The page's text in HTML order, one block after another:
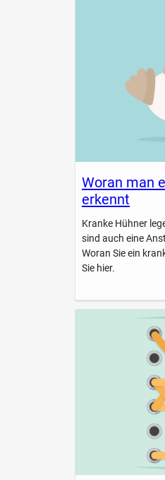
Woran man
erkennt
Kranke Hühner
sind auch eine
Woran Sie ein
Sie hier.